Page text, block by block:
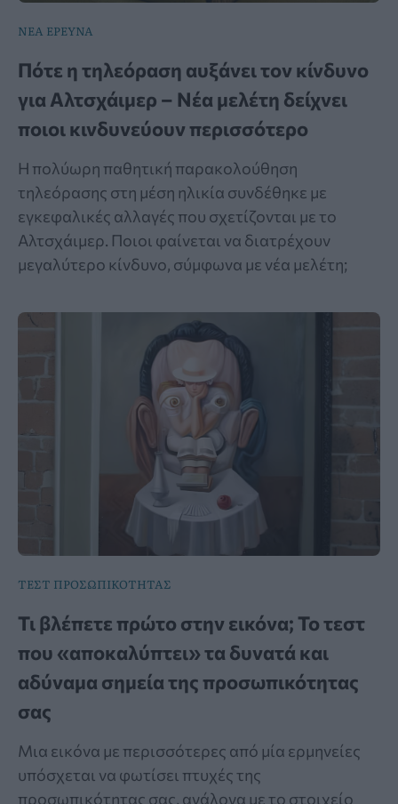
ΝΕΑ ΕΡΕΥΝΑ
Πότε η τηλεόραση αυξάνει τον κίνδυνο
για Αλτσχάιμερ – Νέα μελέτη δείχνει
ποιοι κινδυνεύουν περισσότερο
Η πολύωρη παθητική παρακολούθηση
τηλεόρασης στη μέση ηλικία συνδέθηκε με
εγκεφαλικές αλλαγές που σχετίζονται με το
Αλτσχάιμερ. Ποιοι φαίνεται να διατρέχουν
μεγαλύτερο κίνδυνο, σύμφωνα με νέα μελέτη;
ΤΕΣΤ ΠΡΟΣΩΠΙΚΟΤΗΤΑΣ
Τι βλέπετε πρώτο στην εικόνα; Το τεστ
που «αποκαλύπτει» τα δυνατά και
αδύναμα σημεία της προσωπικότητας
σας
Μια εικόνα με περισσότερες από μία ερμηνείες
υπόσχεται να φωτίσει πτυχές της
προσωπικότητας σας, ανάλογα με το στοιχείο